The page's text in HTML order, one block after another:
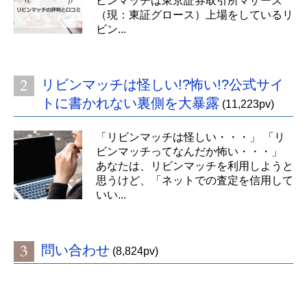
（現：東証グロース）上場をしているリ
ビン...
リビンマッチは怪しい!?怖い!?公式サイ
トに書かれない裏側を大暴露 (11,223pv)
「リビンマッチは怪しい・・・」 「リ
ビンマッチってなんだか怖い・・・」
あなたは、リビンマッチを利用しようと
思うけど、「ネットでの査定を信用して
いい...
問い合わせ (8,824pv)